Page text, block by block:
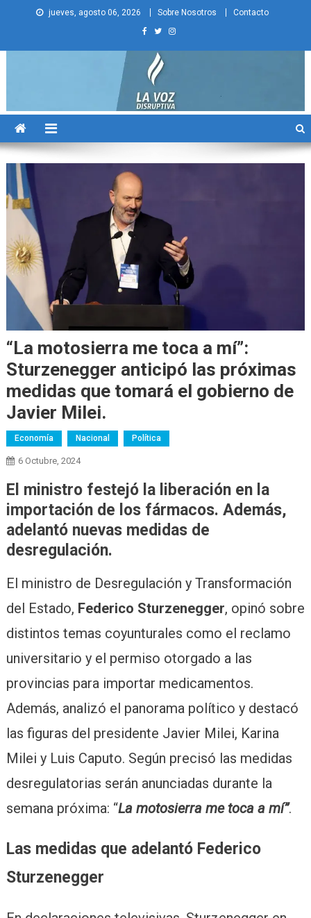
jueves, agosto 06, 2026 Sobre Nosotros Contacto
La Voz Disruptiva
“La motosierra me toca a mí”:
Sturzenegger anticipó las próximas
medidas que tomará el gobierno de
Javier Milei.
Economía Nacional Política
6 Octubre, 2024
El ministro festejó la liberación en la
importación de los fármacos. Además,
adelantó nuevas medidas de
desregulación.
El ministro de Desregulación y Transformación
del Estado, Federico Sturzenegger, opinó sobre
distintos temas coyunturales como el reclamo
universitario y el permiso otorgado a las
provincias para importar medicamentos.
Además, analizó el panorama político y destacó
las figuras del presidente Javier Milei, Karina
Milei y Luis Caputo. Según precisó las medidas
desregulatorias serán anunciadas durante la
semana próxima: “La motosierra me toca a mí”.
Las medidas que adelantó Federico
Sturzenegger